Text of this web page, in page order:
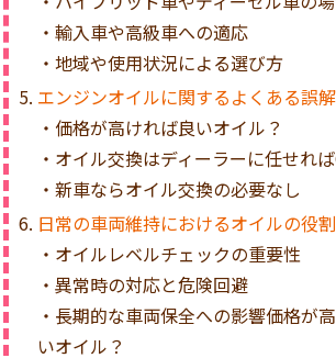
・輸入車や高級車への適応
・地域や使用状況による選び方
エンジンオイルに関するよくある誤解
・価格が高ければ良いオイル？
・オイル交換はディーラーに任せれ
・新車ならオイル交換の必要なし
日常の車両維持におけるオイルの役割
・オイルレベルチェックの重要性
・異常時の対応と危険回避
・長期的な車両保全への影響価格が
いオイル？